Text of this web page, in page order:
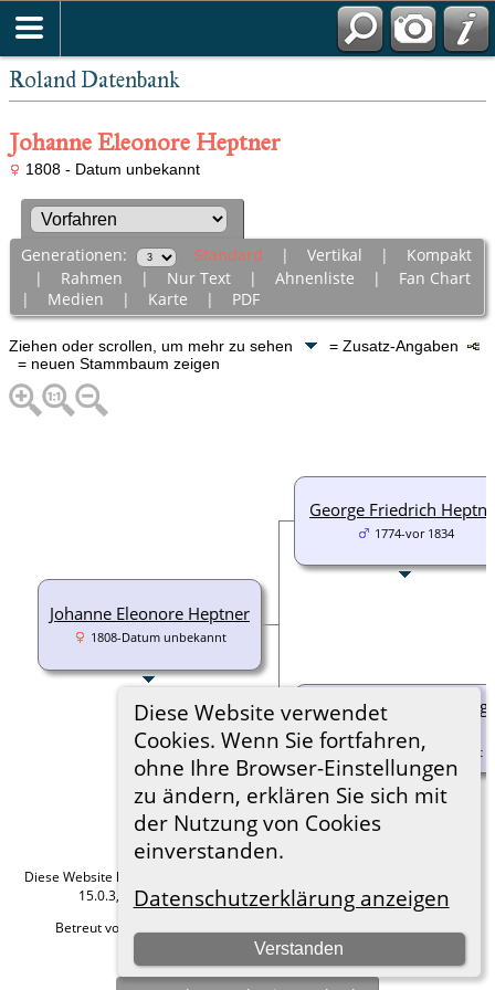
Roland Datenbank
Diese Website verwendet
Cookies. Wenn Sie fortfahren,
ohne Ihre Browser-Einstellungen
zu ändern, erklären Sie sich mit
der Nutzung von Cookies
einverstanden.
Datenschutzerklärung anzeigen
Verstanden
Johanne Eleonore Heptner
1808 - Datum unbekannt
Generationen: Standard | Vertikal | Kompakt
| Rahmen | Nur Text| Ahnenliste | Fan Chart
| Medien | Karte | PDF
Ziehen oder scrollen, um mehr zu sehen
= Zusatz-Angaben
= neuen Stammbaum zeigen
Johanne Eleonore Heptner
1808-Datum unbekannt
George Friedrich
1774-vor 1834
Anne Elisabeth Pätzold
Pätzold
1772-Datum unbekannt
Diese Website läuft mit
15.0.3, programmiert von Darrin Lythgoe © 2001-2026.
Betreut von
Hier geht es zum Impressum